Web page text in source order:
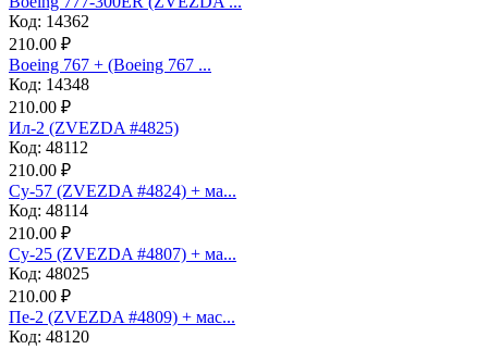
Код: 14362
210.00 ₽
Boeing 767 + (Boeing 767 ...
Код: 14348
210.00 ₽
Ил-2 (ZVEZDA #4825)
Код: 48112
210.00 ₽
Су-57 (ZVEZDA #4824) + ма...
Код: 48114
210.00 ₽
Су-25 (ZVEZDA #4807) + ма...
Код: 48025
210.00 ₽
Пе-2 (ZVEZDA #4809) + мас...
Код: 48120